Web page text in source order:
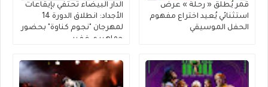
قمر يُطلق « رحلة » عرضٌ
استثنائي يُعيد اختراع مفهوم
الحفل الموسيقي
الدار البيضاء تحتفي بإيقاعات
الأجداد: انطلاق الدورة 14
لمهرجان "نجوم كناوة" بحضور
جماهيري غفير